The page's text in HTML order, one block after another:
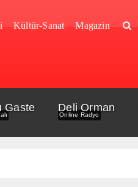
Kültür-Sanat Magazin
Gaste Deli Orman
Online Radyo